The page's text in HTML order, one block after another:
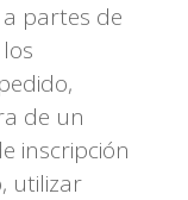
partes de
de un
inscripción
utilizar